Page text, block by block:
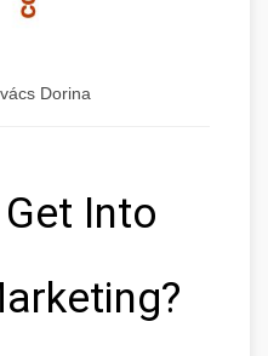
Dorina
Into